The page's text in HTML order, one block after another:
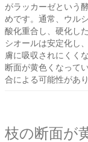
がラッカーゼという
めです。通常、ウル
酸化重合し、硬化し
シオールは安定化し
膚に吸収されにくく
断面が黄色くなって
合による可能性があり
枝の断面が